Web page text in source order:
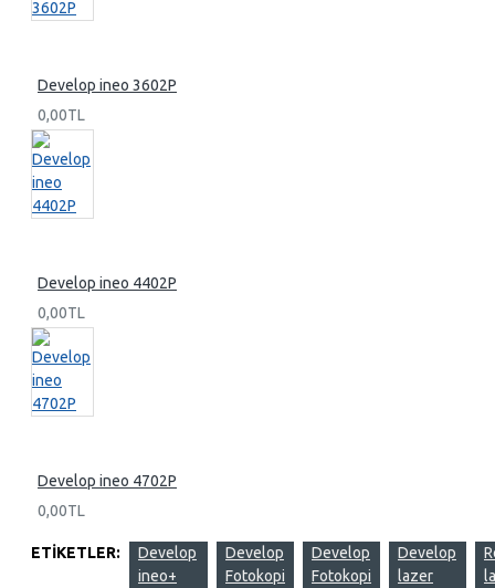
Develop ineo 3602P
0,00TL
Develop ineo 4402P
0,00TL
Develop ineo 4702P
0,00TL
ETIKETLER:
Develop
ineo+
Develop
Fotokopi
Develop
Fotokopi
Develop
lazer